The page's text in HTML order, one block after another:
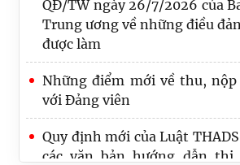
QĐ/TW ngày 26/7/2026 của
Trung ương về những điều
được làm
Những điểm mới về thu,
với Đảng viên
Quy định mới của Luật
các văn bản hướng dẫn thi
Thi hành án dân sự Thành
thi hành xong hơn 50 nghìn
tháng năm công tác 2026